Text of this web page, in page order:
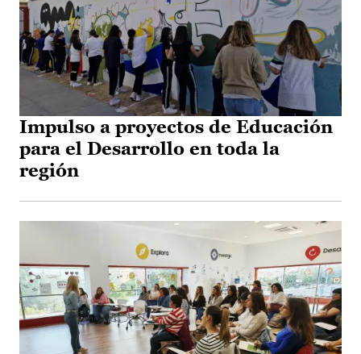
Impulso a proyectos de Educación
para el Desarrollo en toda la
región